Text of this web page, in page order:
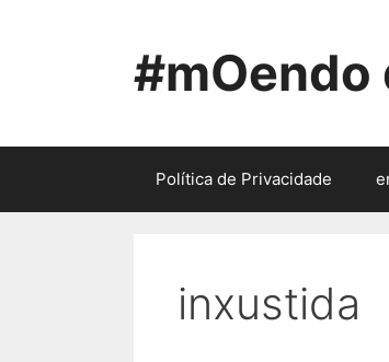
#mOendo
Política de Privacidade
inxustida